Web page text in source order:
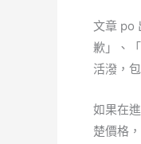
文章 po
歉」、
活潑，
如果在
楚價格